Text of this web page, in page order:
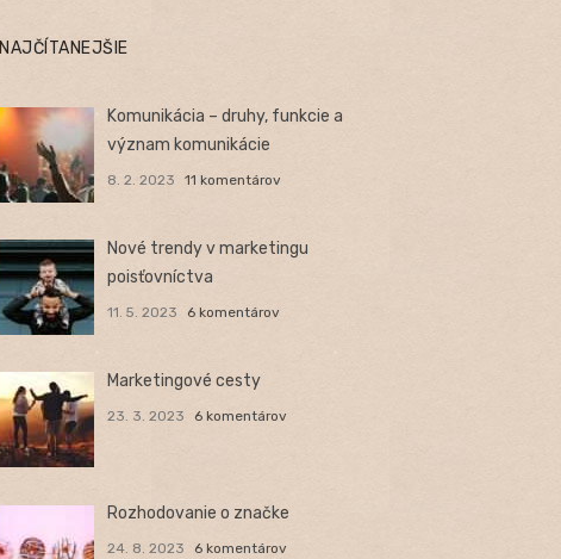
NAJČÍTANEJŠIE
Komunikácia – druhy, funkcie a
význam komunikácie
8. 2. 2023 11 komentárov
Nové trendy v marketingu
poisťovníctva
11. 5. 2023 6 komentárov
Marketingové cesty
23. 3. 2023 6 komentárov
Rozhodovanie o značke
24. 8. 2023 6 komentárov